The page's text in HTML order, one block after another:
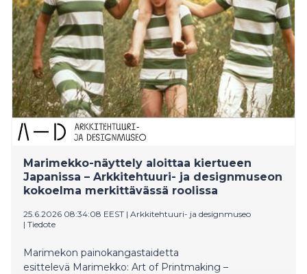
nuorta. Puiston odotetaan houkuttelevan noin 100
000 kävijää vuodessa.
Marimekko-näyttely aloittaa kiertueen
Japanissa – Arkkitehtuuri- ja designmuseon
kokoelma merkittävässä roolissa
25.6.2026 08:34:08 EEST | Arkkitehtuuri- ja designmuseo
| Tiedote
Marimekon painokangastaidetta
esittelevä Marimekko: Art of Printmaking –